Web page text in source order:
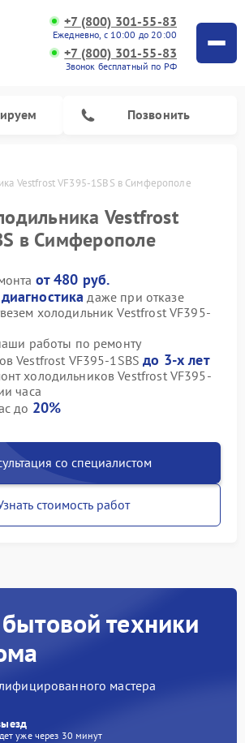
+7 (800) 301-55-83
Ежедневно, с 10:00 до 20:00
+7 (800) 301-55-83
Звонок бесплатный по РФ
Позвонить
Vestfrost VF395-1SBS в Симферополе
Vestfrost
в Симферополе
от 480 руб.
даже при отказе
холодильник Vestfrost VF395-
работы по ремонту
Vestfrost VF395-1SBSдо 3-х лет
холодильников Vestfrost VF395-
часа
до 20%
со специалистом
стоимость работ
техники
мастера
уже через 30 минут